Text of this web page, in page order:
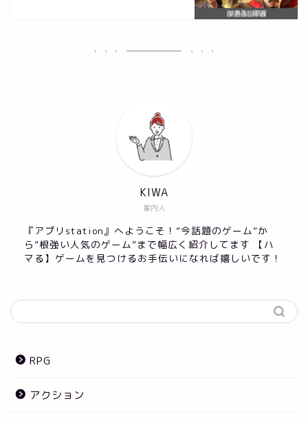
案内人
KIWA
『アプリstation』へようこそ！”今話題のゲーム”か
ら”根強い人気のゲーム”まで幅広く紹介してます 【ハ
マる】ゲームを見つけるお手伝いになれば嬉しいです！
RPG
アクション